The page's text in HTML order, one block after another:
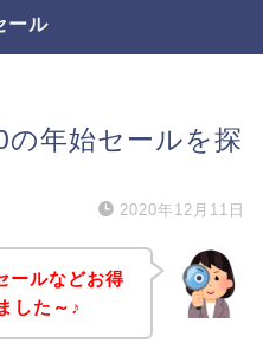
ール
年始セールを探
2020年12月11日
ールなどお得
した～♪